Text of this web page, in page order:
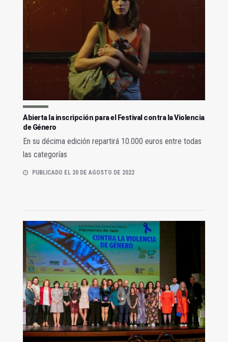
Abierta la inscripción para el Festival contra la Violencia
de Género
En su décima edición repartirá 10.000 euros entre todas
las categorías
PUBLICADO EL 20 DE AGOSTO DE 2022